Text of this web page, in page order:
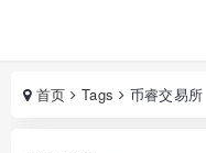
首页 Tags 币睿交易所